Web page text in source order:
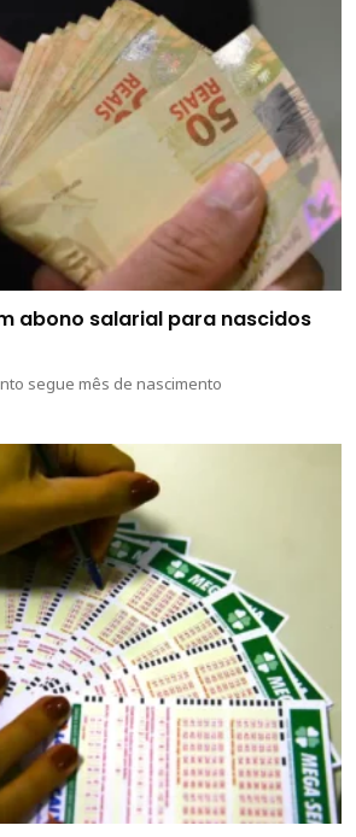
abono salarial para nascidos
segue mês de nascimento